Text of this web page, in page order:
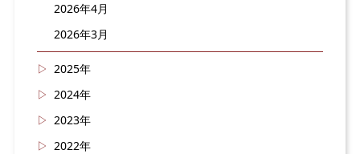
2026年4月
2026年3月
2025年
2024年
2023年
2022年